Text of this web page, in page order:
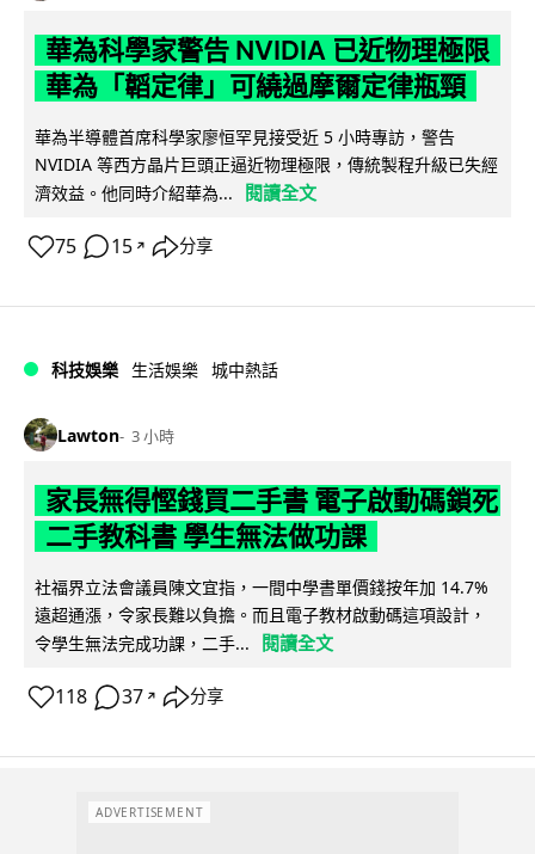
華為科學家警告 NVIDIA 已近物理極限
華為「韜定律」可繞過摩爾定律瓶頸
華為半導體首席科學家廖恒罕見接受近 5 小時專訪，警告
NVIDIA 等西方晶片巨頭正逼近物理極限，傳統製程升級已失經
濟效益。他同時介紹華為...
閱讀全文
75 15 ↗ 分享
科技娛樂 生活娛樂 城中熱話
Lawton 3 小時
家長無得慳錢買二手書 電子啟動碼鎖死
二手教科書 學生無法做功課
社福界立法會議員陳文宜指，一間中學書單價錢按年加 14.7%
遠超通漲，令家長難以負擔。而且電子教材啟動碼這項設計，
令學生無法完成功課，二手...
閱讀全文
118 37 ↗ 分享
ADVERTISEMENT